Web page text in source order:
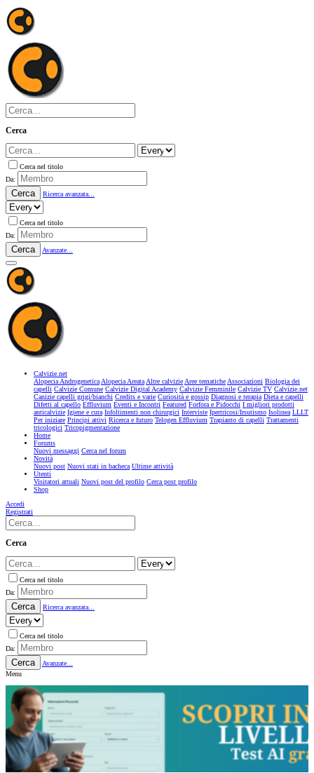
Cerca
Cerca nel titolo
Da:
Cerca Ricerca avanzata...
Cerca nel titolo
Da:
Cerca Avanzate...
Calvizie.net
Alopecia AndrogeneticaAlopecia AreataAltre calvizieAree tematicheAssociazioni Biologia dei
capelli Calvizie Comune Calvizie Digital Academy Calvizie Femminile Calvizie TV Calvizie.net
Canizie capelli grigi/bianchi Credits e varie Curiosità e gossip Diagnosi e terapia Dieta e capelli
Difetti al capello Effluvium Eventi e Incontri Featured Forfora e Pidocchi I migliori prodotti
anticalvizie Igiene e cura Infoltimenti non chirurgici Interviste Ipertricosi/Irsutismo Isolinea LLLT
Per iniziare Principi attivi Ricerca e futuro Telogen Effluvium Trapianto di capelli Trattamenti
tricologici Tricopigmentazione
Home
Forums
Nuovi messaggi Cerca nel forum
Novità
Nuovi post Nuovi stati in bacheca Ultime attività
Utenti
Visitatori attuali Nuovi post del profilo Cerca post profilo
Shop
Accedi
Registrati
Cerca
Cerca nel titolo
Da:
Cerca Ricerca avanzata...
Cerca nel titolo
Da:
Cerca
Avanzate...
Menu